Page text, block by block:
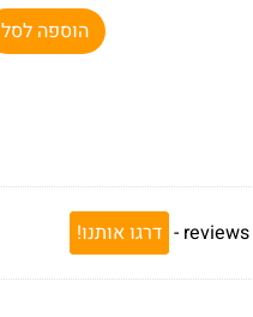
הוספה לסל
reviews
- דרגו אותנו!